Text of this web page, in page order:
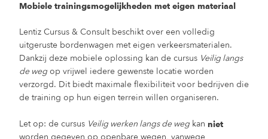
Mobiele trainingsmogelijkheden met eigen materiaal
Lentiz Cursus & Consult beschikt over een volledig
uitgeruste bordenwagen met eigen verkeersmaterialen.
Dankzij deze mobiele oplossing kan de cursus Veilig langs
de weg op vrijwel iedere gewenste locatie worden
verzorgd. Dit biedt maximale flexibiliteit voor bedrijven die
de training op hun eigen terrein willen organiseren.
Let op: de cursus Veilig werken langs de weg kan niet
worden gegeven op openbare wegen, vanwege